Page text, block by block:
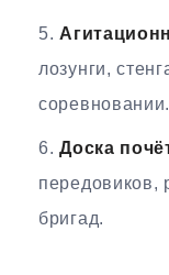
лозунги,
соревновании.
Доска
передовиков,
бригад.